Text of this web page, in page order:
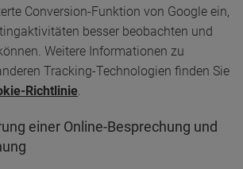
Conversion-Funktion von Google ein,
besser beobachten und
Weitere Informationen zu
Tracking-Technologien finden Sie
Richtlinie
einer Online-Besprechung und